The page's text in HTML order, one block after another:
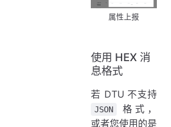
属性上报
使用 HEX 消
息格式
若 DTU 不支持
JSON
格式，
或者您使用的是